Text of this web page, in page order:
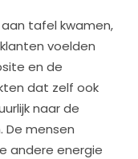
tafel kwamen,
voelden
en de
dat zelf ook
naar de
De mensen
andere energie